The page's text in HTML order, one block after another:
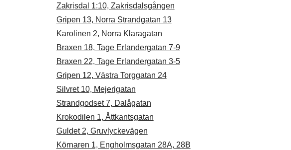
Zakrisdal 1:10, Zakrisdalsgången
Gripen 13, Norra Strandgatan 13
Karolinen 2, Norra Klaragatan
Braxen 18, Tage Erlandergatan 7-9
Braxen 22, Tage Erlandergatan 3-5
Gripen 12, Västra Torggatan 24
Silvret 10, Mejerigatan
Strandgodset 7, Dalågatan
Krokodilen 1, Åttkantsgatan
Guldet 2, Gruvlyckevägen
Körnaren 1, Engholmsgatan 28A, 28B